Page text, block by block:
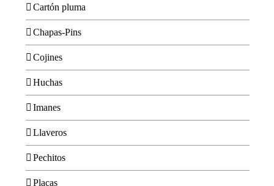
Cartón pluma
Chapas-Pins
Cojines
Huchas
Imanes
Llaveros
Pechitos
Placas